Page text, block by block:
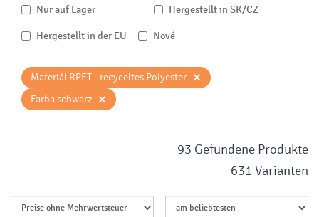
Nur auf Lager Hergestellt in SK/CZ
Hergestellt in der EU Nové
Materiál RPET - recyceltes Polyester ×
Farba schwarz ×
93 Gefundene Produkte
631 Varianten